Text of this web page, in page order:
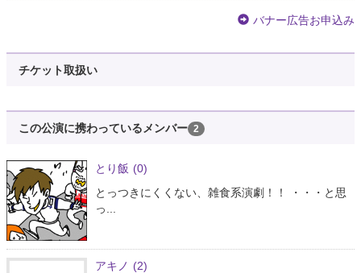
バナー広告お申込み
チケット取扱い
この公演に携わっているメンバー 2
とり飯 (0)
とっつきにくくない、雑食系演劇！！ ・・・と思
っ...
アキノ (2)